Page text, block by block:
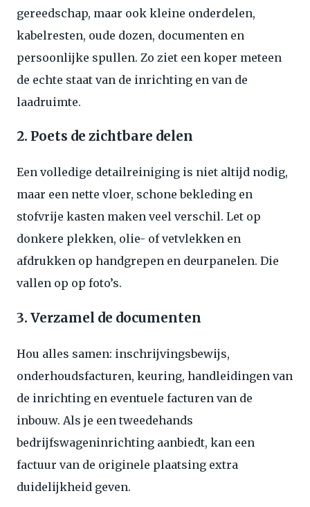
gereedschap, maar ook kleine onderdelen,
kabelresten, oude dozen, documenten en
persoonlijke spullen. Zo ziet een koper meteen
de echte staat van de inrichting en van de
laadruimte.
2. Poets de zichtbare delen
Een volledige detailreiniging is niet altijd nodig,
maar een nette vloer, schone bekleding en
stofvrije kasten maken veel verschil. Let op
donkere plekken, olie- of vetvlekken en
afdrukken op handgrepen en deurpanelen. Die
vallen op op foto’s.
3. Verzamel de documenten
Hou alles samen: inschrijvingsbewijs,
onderhoudsfacturen, keuring, handleidingen van
de inrichting en eventuele facturen van de
inbouw. Als je een tweedehands
bedrijfswageninrichting aanbiedt, kan een
factuur van de originele plaatsing extra
duidelijkheid geven.